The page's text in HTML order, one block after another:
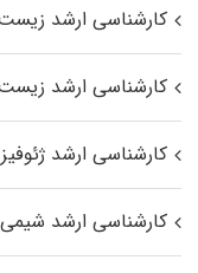
کارشناسی ارشد
کارشناسی ارشد
کارشناسی ارشد
کارشناسی ارشد شیمی